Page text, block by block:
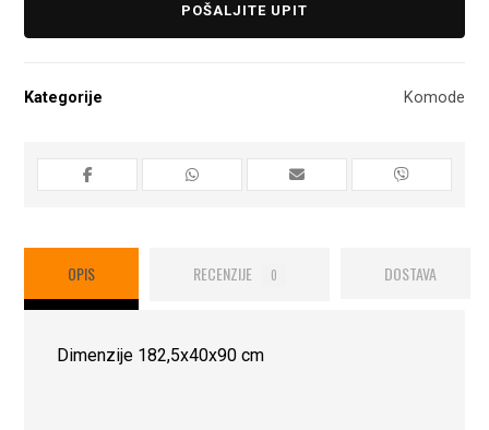
POŠALJITE UPIT
Kategorije Komode
OPIS RECENZIJE 0 DOSTAVA
Dimenzije 182,5x40x90 cm